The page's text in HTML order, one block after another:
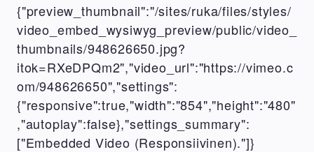
{"preview_thumbnail":"/sites/ruka/files/styles/
video_embed_wysiwyg_preview/public/video_
thumbnails/948626650.jpg?
itok=RXeDPQm2","video_url":"https://vimeo.c
om/948626650","settings":
{"responsive":true,"width":"854","height":"480"
,"autoplay":false},"settings_summary":
["Embedded Video (Responsiivinen)."]}